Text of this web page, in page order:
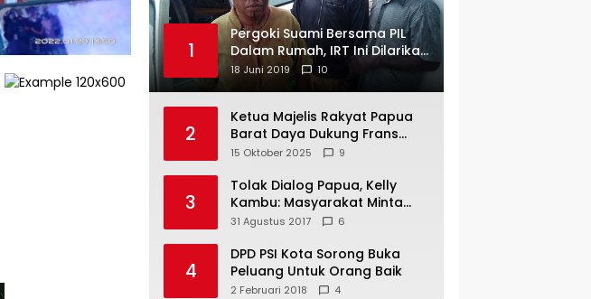
1
Pergoki Suami Bersama PIL
Dalam Rumah, IRT Ini Dilarikan
ke RS
18 Juni 2019 10
2
Ketua Majelis Rakyat Papua
Barat Daya Dukung Frans
Pigome Sebagai Presidir PT
15 Oktober 2025 9
3
Tolak Dialog Papua, Kelly
Kambu: Masyarakat Minta
Pemekaran
31 Agustus 2017 6
4
DPD PSI Kota Sorong Buka
Peluang Untuk Orang Baik
2 Februari 2018 4